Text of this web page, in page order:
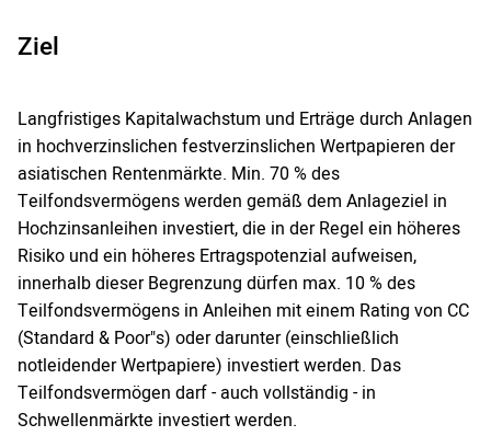
Ziel
Langfristiges Kapitalwachstum und Erträge durch Anlagen
in hochverzinslichen festverzinslichen Wertpapieren der
asiatischen Rentenmärkte. Min. 70 % des
Teilfondsvermögens werden gemäß dem Anlageziel in
Hochzinsanleihen investiert, die in der Regel ein höheres
Risiko und ein höheres Ertragspotenzial aufweisen,
innerhalb dieser Begrenzung dürfen max. 10 % des
Teilfondsvermögens in Anleihen mit einem Rating von CC
(Standard & Poor"s) oder darunter (einschließlich
notleidender Wertpapiere) investiert werden. Das
Teilfondsvermögen darf - auch vollständig - in
Schwellenmärkte investiert werden.